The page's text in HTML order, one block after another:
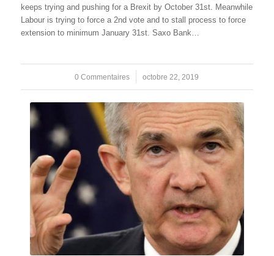
keeps trying and pushing for a Brexit by October 31st. Meanwhile
Labour is trying to force a 2nd vote and to stall process to force
extension to minimum January 31st. Saxo Bank…
0 Commentaires
/ octobre 22, 2019